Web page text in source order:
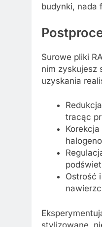
budynki, nada
Surowe pliki
nim zyskujesz
uzyskania
Redukcja
tracąc
Korekcja
Ostrość
stylizowane,